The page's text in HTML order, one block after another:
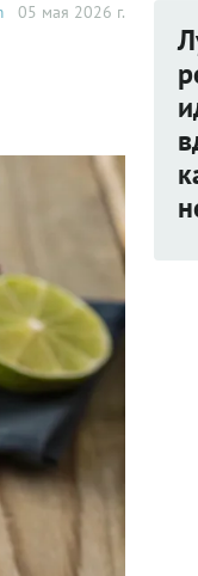
05 мая 2026 г.